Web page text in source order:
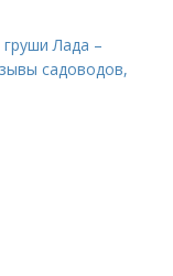
Лада –
садоводов,